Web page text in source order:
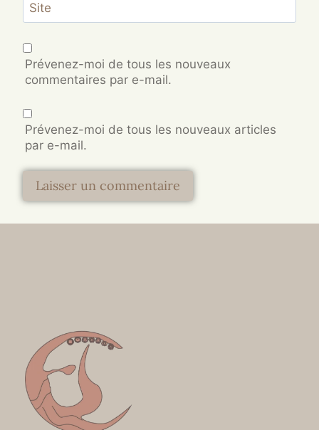
Site
Prévenez-moi de tous les nouveaux
commentaires par e-mail.
Prévenez-moi de tous les nouveaux articles
par e-mail.